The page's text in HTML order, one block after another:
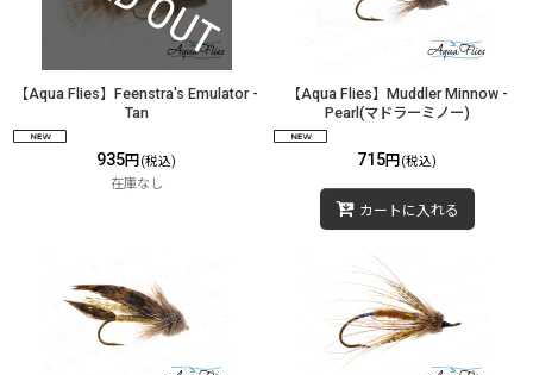
【Aqua Flies】Feenstra's Emulator -
Tan
935円 (税込)
在庫なし
【Aqua Flies】Muddler Minnow -
Pearl(マドラーミノー)
715円 (税込)
カートに入れる